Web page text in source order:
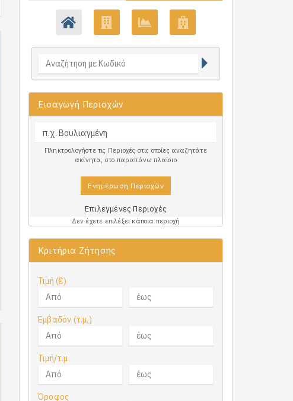
Εισαγωγή Περιοχών
Πληκτρολογήστε τις Περιοχές στις οποίες αναζητάτε
ακίνητα, στο παραπάνω πλαίσιο
Ενημέρωση Περιοχών
Επιλεγμένες Περιοχές
Δεν έχετε επιλέξει κάποια περιοχή
Κριτήρια Ζήτησης
Τιμή (€)
Εμβαδόν (τ.μ.)
Τιμή/τ.μ.
Όροφος